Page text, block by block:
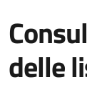
delle